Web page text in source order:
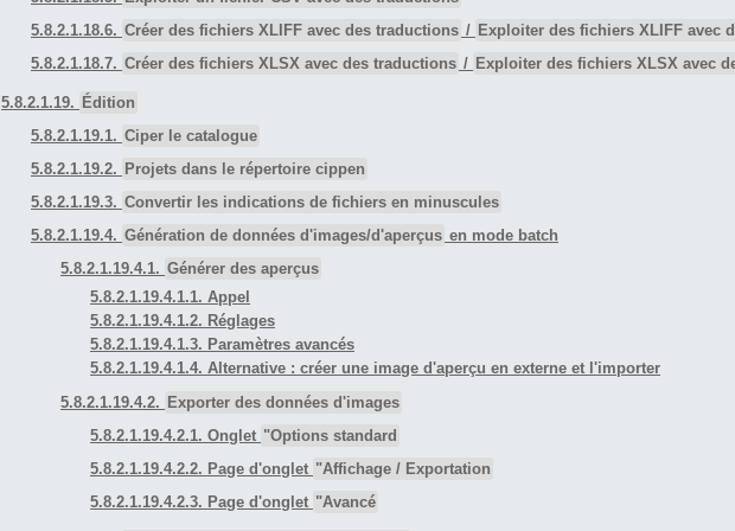
5.8.2.1.18.6. Créer des fichiers XLIFF avec des traductions / Exploiter des fichiers XLIFF avec
5.8.2.1.18.7. Créer des fichiers XLSX avec des traductions / Exploiter des fichiers XLSX avec
5.8.2.1.19. Édition
5.8.2.1.19.1. Ciper le catalogue
5.8.2.1.19.2. Projets dans le répertoire cippen
5.8.2.1.19.3. Convertir les indications de fichiers en minuscules
5.8.2.1.19.4. Génération de données d'images/d'aperçus en mode batch
5.8.2.1.19.4.1. Générer des aperçus
5.8.2.1.19.4.1.1. Appel
5.8.2.1.19.4.1.2. Réglages
5.8.2.1.19.4.1.3. Paramètres avancés
5.8.2.1.19.4.1.4. Alternative : créer une image d'aperçu en externe et l'importer
5.8.2.1.19.4.2. Exporter des données d'images
5.8.2.1.19.4.2.1. Onglet "Options standard
5.8.2.1.19.4.2.2. Page d'onglet "Affichage / Exportation
5.8.2.1.19.4.2.3. Page d'onglet "Avancé